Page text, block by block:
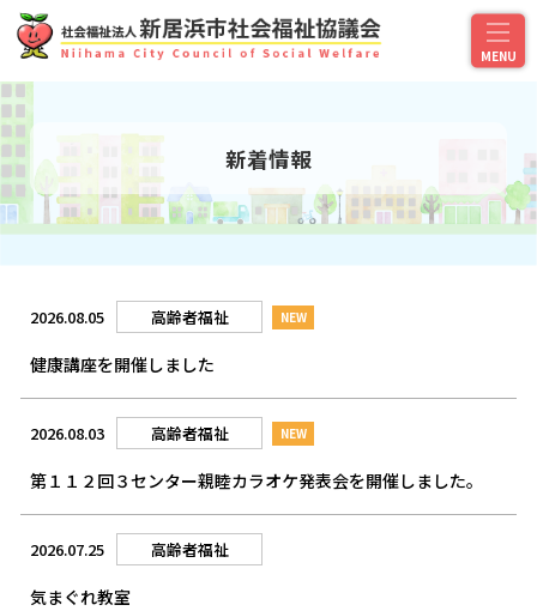
新着情報
2026.08.05 高齢者福祉 NEW
健康講座を開催しました
2026.08.03 高齢者福祉 NEW
第１１２回３センター親睦カラオケ発表会を開催しました。
2026.07.25 高齢者福祉
気まぐれ教室